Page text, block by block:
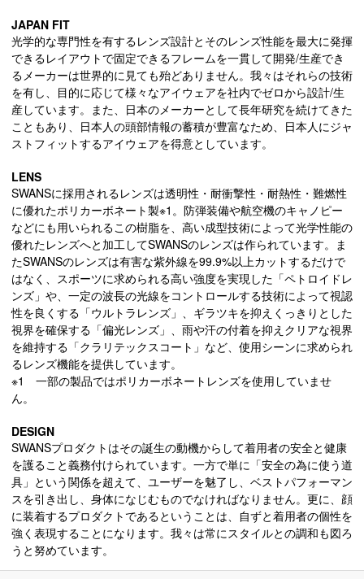
JAPAN FIT
光学的な専門性を有するレンズ設計とそのレンズ性能を最大に発揮
できるレイアウトで固定できるフレームを一貫して開発/生産でき
るメーカーは世界的に見ても殆どありません。我々はそれらの技術
を有し、目的に応じて様々なアイウェアを社内でゼロから設計/生
産しています。また、日本のメーカーとして長年研究を続けてきた
こともあり、日本人の頭部情報の蓄積が豊富なため、日本人にジャ
ストフィットするアイウェアを得意としています。
LENS
SWANSに採用されるレンズは透明性・耐衝撃性・耐熱性・難燃性
に優れたポリカーボネート製※1。防弾装備や航空機のキャノピー
などにも用いられるこの樹脂を、高い成型技術によって光学性能の
優れたレンズへと加工してSWANSのレンズは作られています。ま
たSWANSのレンズは有害な紫外線を99.9%以上カットするだけで
はなく、スポーツに求められる高い強度を実現した「ペトロイドレ
ンズ」や、一定の波長の光線をコントロールする技術によって視認
性を良くする「ウルトラレンズ」、ギラツキを抑えくっきりとした
視界を確保する「偏光レンズ」、雨や汗の付着を抑えクリアな視界
を維持する「クラリテックスコート」など、使用シーンに求められ
るレンズ機能を提供しています。
※1 一部の製品ではポリカーボネートレンズを使用していませ
ん。
DESIGN
SWANSプロダクトはその誕生の動機からして着用者の安全と健康
を護ること義務付けられています。一方で単に「安全の為に使う道
具」という関係を超えて、ユーザーを魅了し、ベストパフォーマン
スを引き出し、身体になじむものでなければなりません。更に、顔
に装着するプロダクトであるということは、自ずと着用者の個性を
強く表現することになります。我々は常にスタイルとの調和も図ろ
うと努めています。